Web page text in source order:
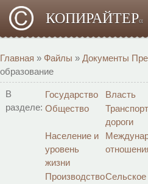
КОПИРАЙТЕРα
Главная » Файлы » Документы
образование
В
разделе:
Государство Власть
Общество
дороги
Население и
уровень
жизни
ПроизводствоСельское